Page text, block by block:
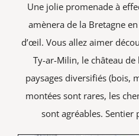
SANTÉ & SOCIAL
RECHERCHER:
Une jolie promenade à
amènera de la Bretagne
d’œil. Vous allez aimer
Ty-ar-Milin, le château
paysages diversifiés (bois,
montées sont rares, les
sont agréables. Sentier